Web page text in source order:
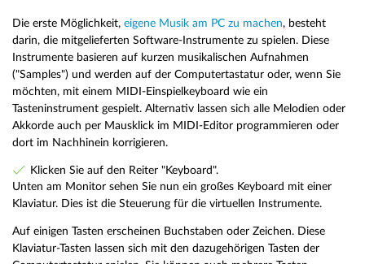
Die erste Möglichkeit, eigene Musik am PC zu machen, besteht
darin, die mitgelieferten Software-Instrumente zu spielen. Diese
Instrumente basieren auf kurzen musikalischen Aufnahmen
("Samples") und werden auf der Computertastatur oder, wenn Sie
möchten, mit einem MIDI-Einspielkeyboard wie ein
Tasteninstrument gespielt. Alternativ lassen sich alle Melodien oder
Akkorde auch per Mausklick im MIDI-Editor programmieren oder
dort im Nachhinein korrigieren.
Klicken Sie auf den Reiter "Keyboard".
Unten am Monitor sehen Sie nun ein großes Keyboard mit einer
Klaviatur. Dies ist die Steuerung für die virtuellen Instrumente.
Auf einigen Tasten erscheinen Buchstaben oder Zeichen. Diese
Klaviatur-Tasten lassen sich mit den dazugehörigen Tasten der